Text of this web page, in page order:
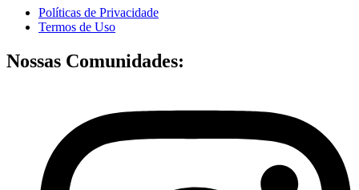
Políticas de Privacidade
Termos de Uso
Nossas Comunidades: